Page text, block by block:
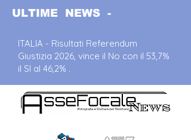
ULTIME NEWS -
ITALIA - Risultati Referendum
Giustizia 2026, vince il No con il 53,7%
il SI al 46,2% .